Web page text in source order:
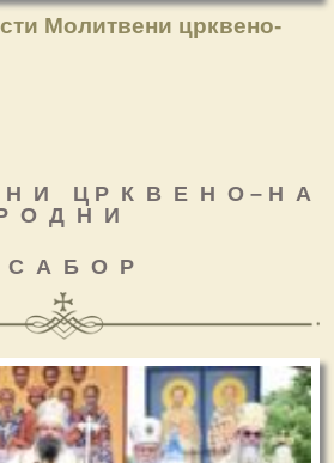
Молитвени црквено-
И Ц Р К В Е Н О – Н А
О Д Н И
С А Б О Р